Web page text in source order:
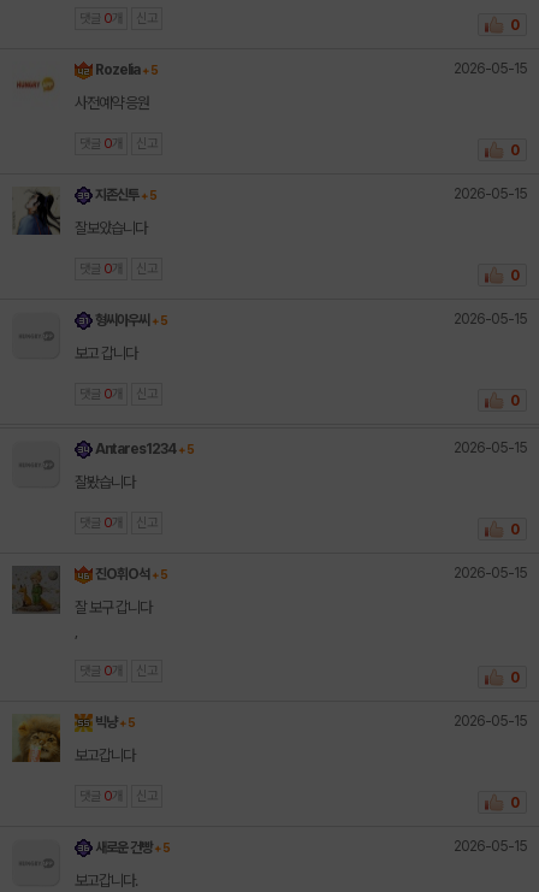
댓글 0 개 신고 0
Rozelia + 5 2026-05-15
사전예약 응원
댓글 0 개 신고 0
지존신투 + 5 2026-05-15
잘보았습니다
댓글 0 개 신고 0
형씨아우씨 + 5 2026-05-15
보고 갑니다
댓글 0 개 신고 0
Antares1234 + 5 2026-05-15
잘봤습니다
댓글 0 개 신고 0
진O휘O석 + 5 2026-05-15
잘 보구 갑니다
댓글 0 개 신고 0
빅냥 + 5 2026-05-15
보고갑니다
댓글 0 개 신고 0
새로운 건빵 + 5 2026-05-15
보고갑니다.